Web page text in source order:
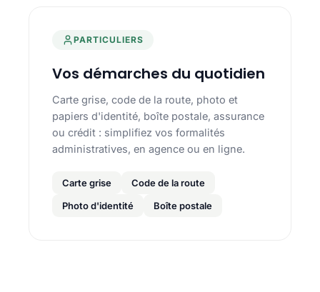
PARTICULIERS
Vos démarches du quotidien
Carte grise, code de la route, photo et
papiers d'identité, boîte postale, assurance
ou crédit : simplifiez vos formalités
administratives, en agence ou en ligne.
Carte grise
Code de la route
Photo d'identité
Boîte postale